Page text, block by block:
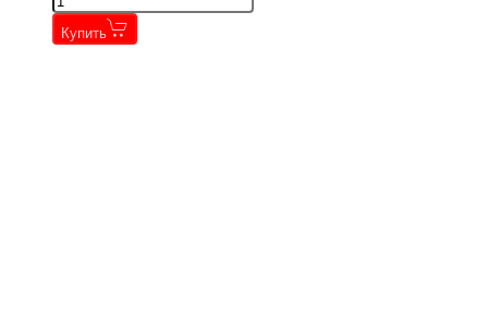
Купить